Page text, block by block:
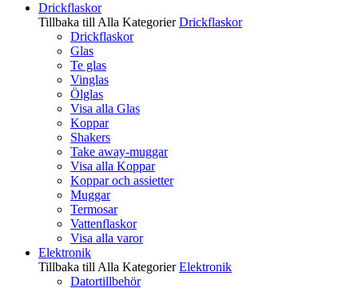
Drickflaskor
Tillbaka till Alla Kategorier Drickflaskor
Drickflaskor
Glas
Te glas
Vinglas
Ölglas
Visa alla Glas
Koppar
Shakers
Take away-muggar
Visa alla Koppar
Koppar och assietter
Muggar
Termosar
Vattenflaskor
Visa alla varor
Elektronik
Tillbaka till Alla Kategorier Elektronik
Datortillbehör